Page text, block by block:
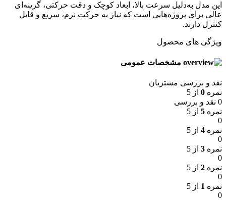
این مدل به‌دلیل سرعت بالا، ابعاد کوچک و دقت حرکتی، گزینه‌ای
عالی برای پروژه‌هایی است که نیاز به حرکت نرم، سریع و قابل
کنترل دارند.
ویژگی های محصول
مشخصات عمومی
نقد و بررسی مشتریان
نمره 0 از 5
0 نقد و بررسی
نمره 5 از 5
0
نمره 4 از 5
0
نمره 3 از 5
0
نمره 2 از 5
0
نمره 1 از 5
0